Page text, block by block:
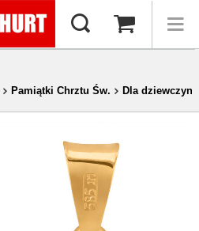
Pamiątki Chrztu Św. Dla